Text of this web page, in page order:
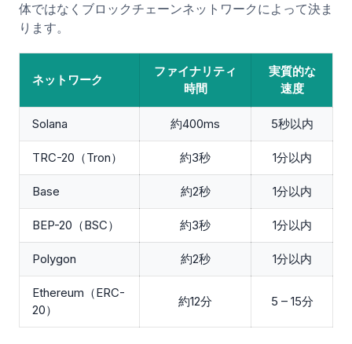
体ではなくブロックチェーンネットワークによって決ま
ります。
ネットワーク
ファイナリティ
時間
実質的な
速度
Solana 約400ms 5秒以内
TRC-20（Tron） 約3秒 1分以内
Base 約2秒 1分以内
BEP-20（BSC） 約3秒 1分以内
Polygon 約2秒 1分以内
Ethereum（ERC-
20）
約12分 5 – 15分